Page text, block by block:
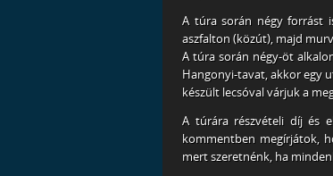
A túra során négy forrást
aszfalton (közút), majd
A túra során négy-öt
Hangonyi-tavat, akkor egy
készült lecsóval várjuk a
A túrára részvételi díj és
kommentben megírjátok,
mert szeretnénk, ha